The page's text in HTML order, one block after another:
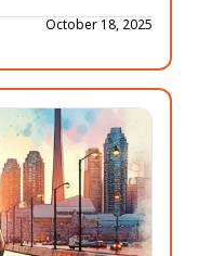
October 18, 2025